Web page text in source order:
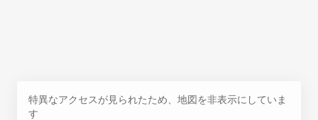
特異なアクセスが見られたため、地図を非表示にしていま
す